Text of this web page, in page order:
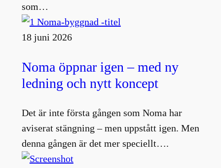
som…
18 juni 2026
Noma öppnar igen – med ny
ledning och nytt koncept
Det är inte första gången som Noma har
aviserat stängning – men uppstått igen. Men
denna gången är det mer speciellt….